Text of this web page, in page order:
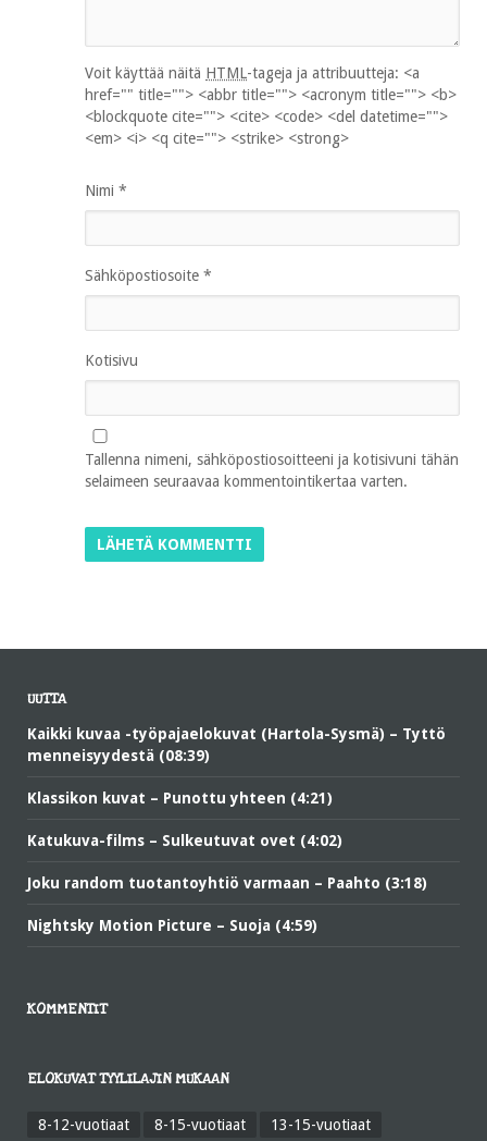
Voit käyttää näitä HTML-tageja ja attribuutteja: <a
href="" title=""> <abbr title=""> <acronym title=""> <b>
<blockquote cite=""> <cite> <code> <del datetime="">
<em> <i> <q cite=""> <strike> <strong>
Nimi *
Sähköpostiosoite *
Kotisivu
Tallenna nimeni, sähköpostiosoitteeni ja kotisivuni tähän
selaimeen seuraavaa kommentointikertaa varten.
UUTTA
Kaikki kuvaa -työpajaelokuvat (Hartola-Sysmä) – Tyttö
menneisyydestä (08:39)
Klassikon kuvat – Punottu yhteen (4:21)
Katukuva-films – Sulkeutuvat ovet (4:02)
Joku random tuotantoyhtiö varmaan – Paahto (3:18)
Nightsky Motion Picture – Suoja (4:59)
KOMMENTIT
ELOKUVAT TYYLILAJIN MUKAAN
8-12-vuotiaat 8-15-vuotiaat
13-15-vuotiaat